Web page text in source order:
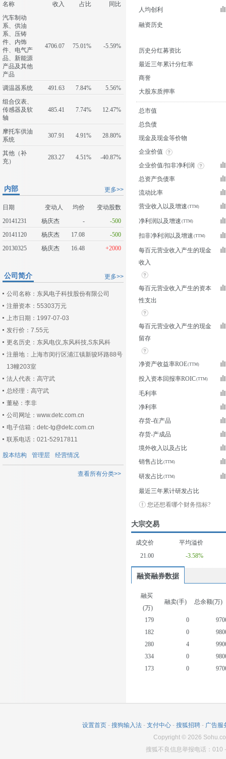
名称 收入 占比
同比
汽车制动
系、供油
系、压铸
件、内饰
件、电气产
品、新能源
产品及其他
产品
4706.07 75.01% -5.59%
调温器系统 491.63 7.84%
5.56%
组合仪表、
传感器及软
轴
485.41 7.74% 12.47%
摩托车供油
系统
307.91 4.91% 28.80%
其他（补
充）
283.27 4.51% -40.87%
更多>>
内部
日期 变动人 均价
变动股数
20141231
杨庆杰 -
-500
20141120
杨庆杰 17.08
-500
20130325
杨庆杰 16.48 +2000
更多>>
公司简介
公司名称：东风电子科技股份有限公司
注册资本：55303万元
上市日期：1997-07-03
发行价：7.55元
更名历史：东风电仪,东风科技,S东风科
注册地：上海市闵行区浦江镇新骏环路88号
13幢203室
法人代表：高守武
总经理：高守武
董秘：李非
公司网址：www.detc.com.cn
电子信箱：detc-tg@detc.com.cn
联系电话：021-52917811
股本结构 管理层 经营情况
查看所有分类>>
人均创利
融资历史
历史分红募资比
最近三年累计分红率
商誉
大股东质押率
总市值
总负债
现金及现金等价物
企业价值
企业价值/扣非净利润
总资产负债率
流动比率
营业收入以及增速
净利润以及增速
扣非净利润以及增速
每百元营业收入产生的现金
收入
每百元营业收入产生的资本
性支出
每百元营业收入产生的现金
留存
净资产收益率ROE
投入资本回报率ROIC
毛利率
净利率
存货-在产品
存货-产成品
境外收入以及占比
销售占比
研发占比
最近三年累计研发占比
您还想看哪个财务指标?
大宗交易
成交价
平均溢价
21.00
-3.58%
融资融券数据
融买
(万)
融卖(手) 总余额(万)
179 0
182
0
280
4
334
0
173
0
249
0
340
26
设置首页 - 搜狗输入法 - 支付中心 - 搜狐招聘 - 广告服
Copyright© 2026
搜狐不良信息举报电话：010